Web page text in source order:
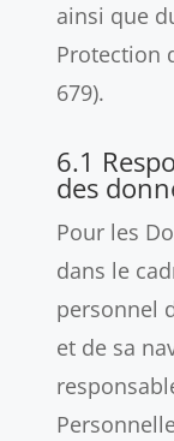
ainsi que
Protection
679).
6.1
des
Pour les
dans le
personnel
et de sa